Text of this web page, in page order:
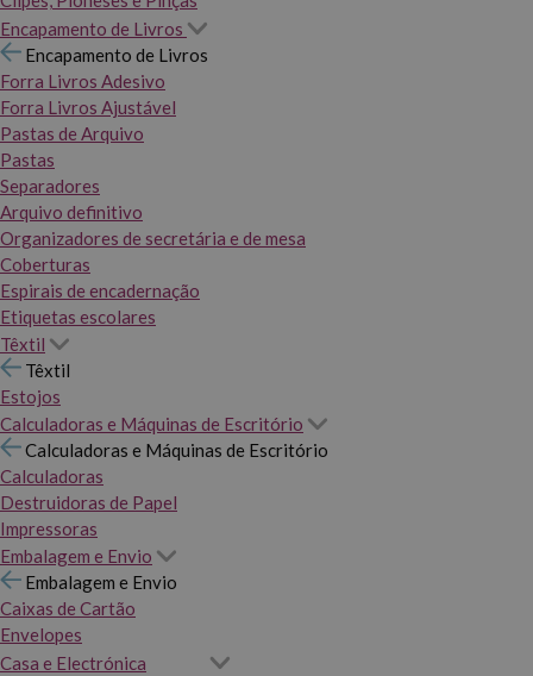
Encapamento de Livros
Encapamento de Livros
Forra Livros Adesivo
Forra Livros Ajustável
Pastas de Arquivo
Pastas
Separadores
Arquivo definitivo
Organizadores de secretária e de mesa
Coberturas
Espirais de encadernação
Etiquetas escolares
Têxtil
Têxtil
Estojos
Calculadoras e Máquinas de Escritório
Calculadoras e Máquinas de Escritório
Calculadoras
Destruidoras de Papel
Impressoras
Embalagem e Envio
Embalagem e Envio
Caixas de Cartão
Envelopes
Casa e Electrónica